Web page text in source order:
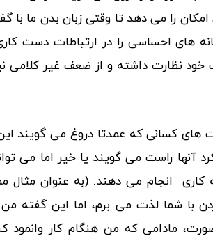
امکان را می دهد تا وقتی زبان بدن ما با
های احساسی را در ارتباطات دست
نظارت داشته و از ضعف غیر کلامی
های کسانی که عمدتا دروغ می گویند
آنها راست می گویند یا خیر اما می
کاری انجام می دهند. (به عنوان
با شما لذت می برم، اما این گفته
مادامی که من هنگام کار وانمود